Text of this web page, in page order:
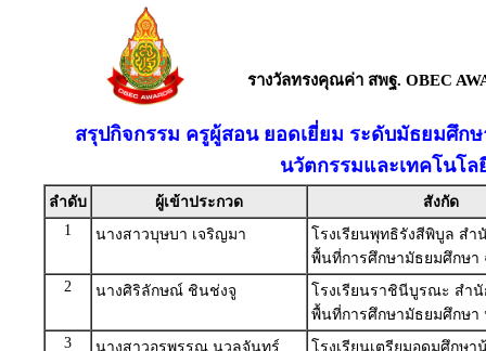
รางวัลทรงคุณค่า สพฐ. OBEC
สรุปกิจกรรม ครูผู้สอน ยอดเยี่ยม ระดับมัธยมศึก
นวัตกรรมและเทคโนโล
ลำดับ ผู้เข้าประกวด
สังกัด
1
นางสาวบุษบา เจริญมา
โรงเรียนพุทธิรังสีพิบูล สำ
พื้นที่การศึกษามัธยมศึกษา
2
นางศิริลักษณ์ ชินช่งจู
โรงเรียนราชินีบูรณะ สำนั
พื้นที่การศึกษามัธยมศึกษา
3
นางสาวอรพรรณ นวลจันทร์
โรงเรียนเตรียมอุดมศึกษา